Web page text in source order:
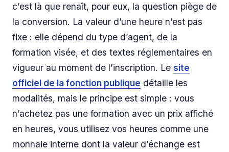
c’est là que renaît, pour eux, la question piège de
la conversion. La valeur d’une heure n’est pas
fixe : elle dépend du type d’agent, de la
formation visée, et des textes réglementaires en
vigueur au moment de l’inscription. Le site
officiel de la fonction publique détaille les
modalités, mais le principe est simple : vous
n’achetez pas une formation avec un prix affiché
en heures, vous utilisez vos heures comme une
monnaie interne dont la valeur d’échange est